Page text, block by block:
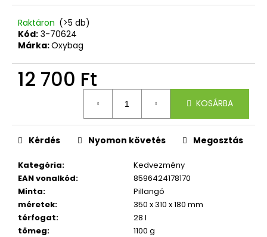
Raktáron (>5 db)
Kód: 3-70624
Márka:Oxybag
12 700 Ft
KOSÁRBA
Kategória:
Kedvezmény
EAN vonalkód:
8596424178170
Minta:
Pillangó
méretek:
350 x 310 x 180 mm
térfogat:
28 l
tömeg:
1100 g
Kérdés Nyomon követés Megosztás
k
KULACS
CLICK
500
ML
GIRL
Ft
Korábbi:
790
Ft